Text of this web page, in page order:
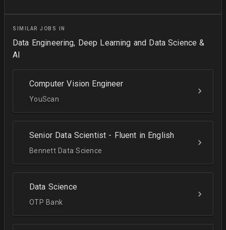
SIMILAR JOBS IN
Data Engineering, Deep Learning and Data Science &
AI
Computer Vision Engineer
YouScan
Senior Data Scientist - Fluent in English
Bennett Data Science
Data Science
OTP Bank